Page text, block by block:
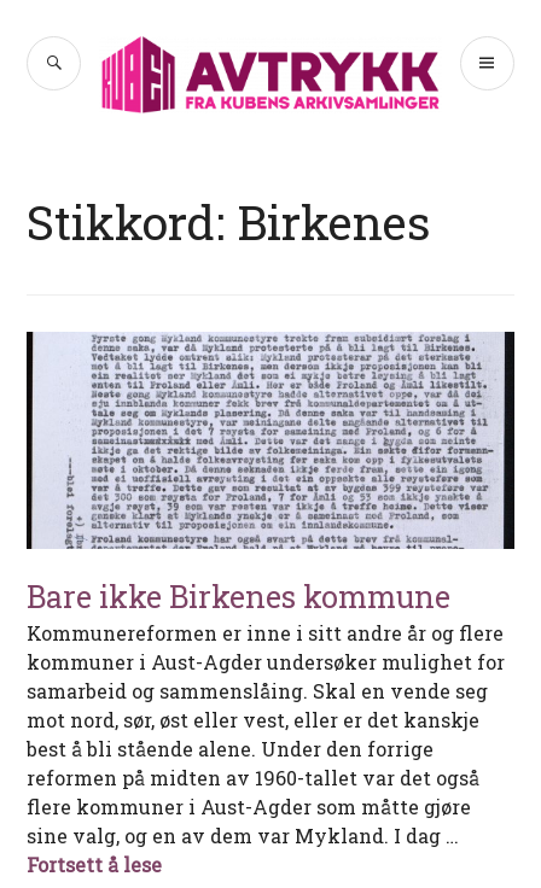
innhold
Avtrykk
SØK
Stikkord: Birkenes
Bare ikke Birkenes kommune
Kommunereformen er inne i sitt andre år og flere
kommuner i Aust-Agder undersøker mulighet for
samarbeid og sammenslåing. Skal en vende seg
mot nord, sør, øst eller vest, eller er det kanskje
best å bli stående alene. Under den forrige
reformen på midten av 1960-tallet var det også
flere kommuner i Aust-Agder som måtte gjøre
sine valg, og en av dem var Mykland. I dag …
Fortsett å leseBare ikke Birkenes kommune